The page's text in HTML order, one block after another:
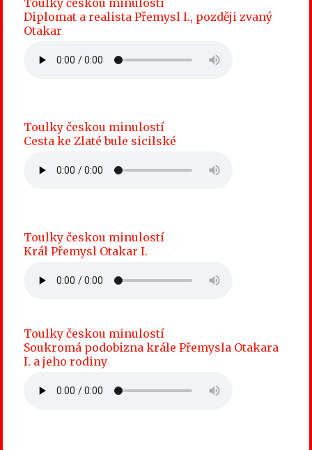
Toulky českou minulostí
Diplomat a realista Přemysl I., později zvaný
Otakar
Toulky českou minulostí
Cesta ke Zlaté bule sicilské
Toulky českou minulostí
Král Přemysl Otakar I.
Toulky českou minulostí
Soukromá podobizna krále Přemysla Otakara
I. a jeho rodiny